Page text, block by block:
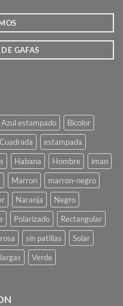
GAFAS
Azul estampado
Bicolor
Cuadrada
estampada
Habana Hombre
iman
Marron
marron-negro
Naranja
Negro
Polarizado
Rectangular
rosa sin patillas
Solar
Verde